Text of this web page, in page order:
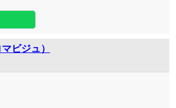
る雰囲気が魅力です。心地よい音楽と
潔な専用ルームは、都会の喧騒から離
ぎの空間となっております。 施術に
な上質ブレンドオイルや、安全性基準
パウダーを贅沢に使用。セラピストが
りの疲労回復や、お休みの日の気分転
ビジュ）